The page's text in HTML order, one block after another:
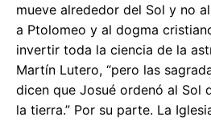
mueve alrededor del Sol y no
a Ptolomeo y al dogma
invertir toda la ciencia de la
Martín Lutero, “pero las
dicen que Josué ordenó al Sol
la tierra.” Por su parte. La